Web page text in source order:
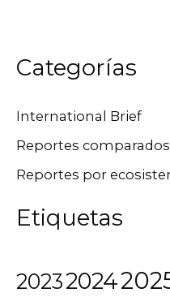
Categorías
International Brief
Reportes comparados
Reportes por
Etiquetas
20232024